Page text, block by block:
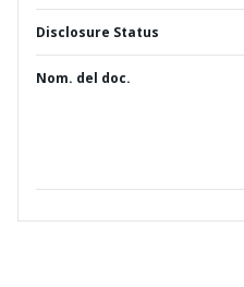
Disclosure Status
Nom. del doc.